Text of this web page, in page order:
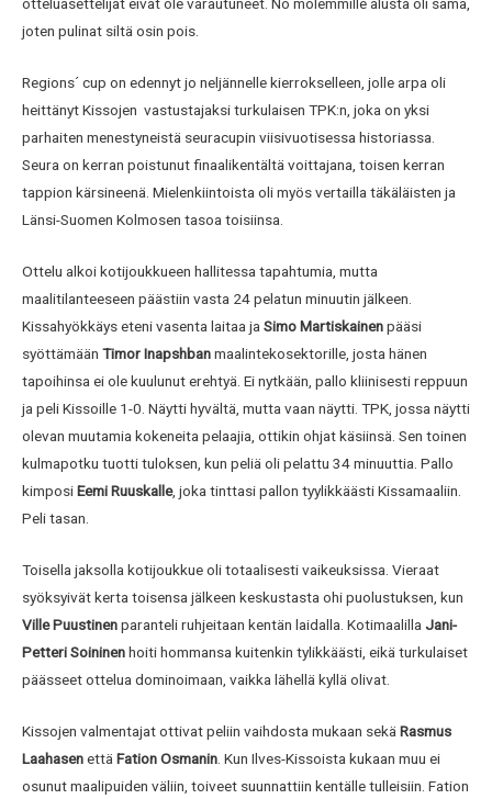
otteluasettelijat eivät ole varautuneet. No molemmille alusta oli sama,
joten pulinat siltä osin pois.
Regions´ cup on edennyt jo neljännelle kierrokselleen, jolle arpa oli
heittänyt Kissojen vastustajaksi turkulaisen TPK:n, joka on yksi
parhaiten menestyneistä seuracupin viisivuotisessa historiassa.
Seura on kerran poistunut finaalikentältä voittajana, toisen kerran
tappion kärsineenä. Mielenkiintoista oli myös vertailla täkäläisten ja
Länsi-Suomen Kolmosen tasoa toisiinsa.
Ottelu alkoi kotijoukkueen hallitessa tapahtumia, mutta
maalitilanteeseen päästiin vasta 24 pelatun minuutin jälkeen.
Kissahyökkäys eteni vasenta laitaa ja Simo Martiskainenpääsi
syöttämään Timor Inapshbanmaalintekosektorille, josta hänen
tapoihinsa ei ole kuulunut erehtyä. Ei nytkään, pallo kliinisesti reppuun
ja peli Kissoille 1-0. Näytti hyvältä, mutta vaan näytti. TPK, jossa näytti
olevan muutamia kokeneita pelaajia, ottikin ohjat käsiinsä. Sen toinen
kulmapotku tuotti tuloksen, kun peliä oli pelattu 34 minuuttia. Pallo
kimposiEemi Ruuskalle, joka tinttasi pallon tyylikkäästi Kissamaaliin.
Peli tasan.
Toisella jaksolla kotijoukkue oli totaalisesti vaikeuksissa. Vieraat
syöksyivät kerta toisensa jälkeen keskustasta ohi puolustuksen, kun
Ville Puustinenparanteli ruhjeitaan kentän laidalla. Kotimaalilla Jani-
Petteri Soininenhoiti hommansa kuitenkin tylikkäästi, eikä turkulaiset
päässeet ottelua dominoimaan, vaikka lähellä kyllä olivat.
Kissojen valmentajat ottivat peliin vaihdosta mukaan sekä Rasmus
Laahasenettä Fation Osmanin . Kun Ilves-Kissoista kukaan muu ei
osunut maalipuiden väliin, toiveet suunnattiin kentälle tulleisiin. Fation